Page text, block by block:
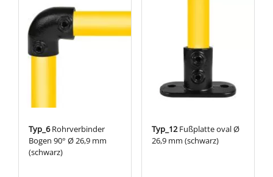
Typ_6Rohrverbinder
Bogen 90° Ø 26,9 mm
(schwarz)
Typ_12Fußplatte oval Ø
26,9 mm (schwarz)